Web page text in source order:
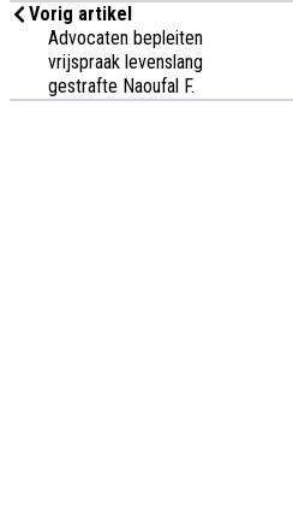
Vorig artikel
Advocaten bepleiten
vrijspraak levenslang
gestrafte Naoufal F.